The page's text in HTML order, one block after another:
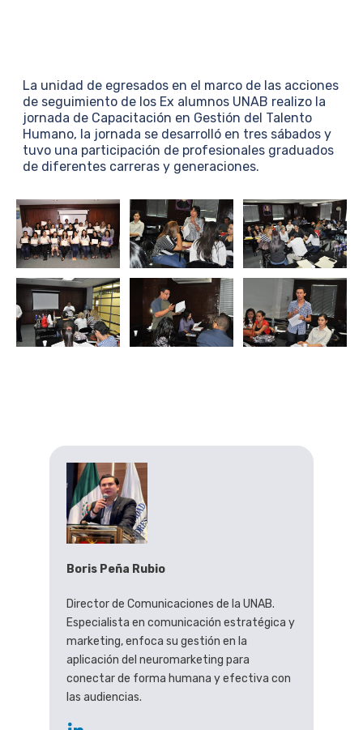
La unidad de egresados en el marco de las acciones
de seguimiento de los Ex alumnos UNAB realizo la
jornada de Capacitación en Gestión del Talento
Humano, la jornada se desarrolló en tres sábados y
tuvo una participación de profesionales graduados
de diferentes carreras y generaciones.
Boris Peña Rubio
Director de Comunicaciones de la UNAB.
Especialista en comunicación estratégica y
marketing, enfoca su gestión en la
aplicación del neuromarketing para
conectar de forma humana y efectiva con
las audiencias.